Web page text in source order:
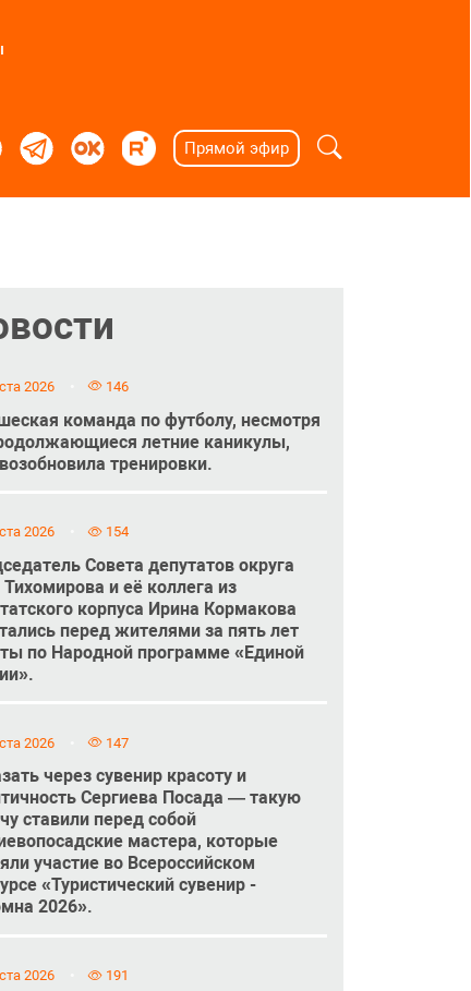
Прямой эфир
2026 146
команда по футболу, несмотря
летние каникулы,
тренировки.
2026 154
Совета депутатов округа
Тихомирова и её коллега из
корпуса Ирина Кормакова
перед жителями за пять лет
по Народной программе «Единой
2026 147
через сувенир красоту и
Сергиева Посада — такую
ставили перед собой
мастера, которые
участие во Всероссийском
«Туристический сувенир -
2026».
2026 191